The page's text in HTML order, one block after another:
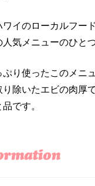
イのローカルフー
気メニューのひとつ
ぷり使ったこのメニ
り除いたエビの肉厚
です。